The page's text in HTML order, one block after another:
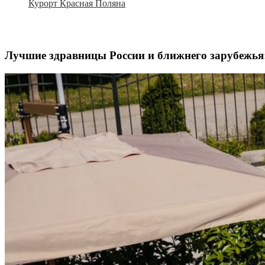
Курорт Красная Поляна
Лучшие здравницы России и ближнего